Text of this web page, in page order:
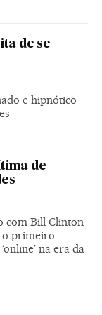
de se
e hipnótico
de
com Bill Clinton
o primeiro
na era da